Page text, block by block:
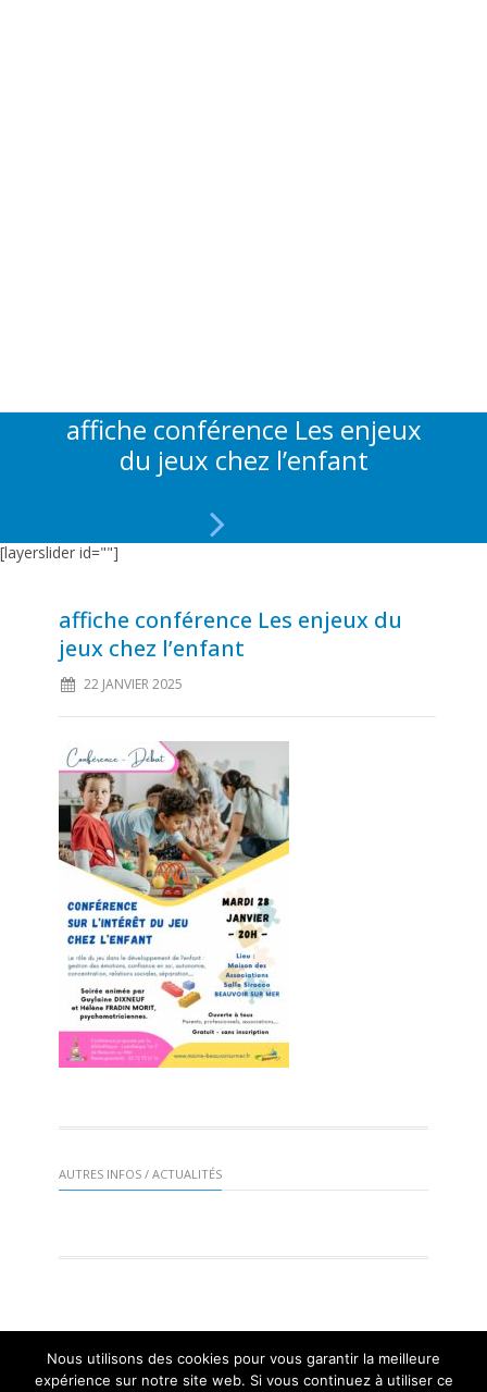
affiche conférence Les enjeux
du jeux chez l’enfant
[layerslider id=""]
affiche conférence Les enjeux du
jeux chez l’enfant
22 JANVIER 2025
AUTRES INFOS / ACTUALITÉS
Mairie de St Gervais 2016 | Mentions légales | Réalisation :
Nous utilisons des cookies pour vous garantir la meilleure
expérience sur notre site web. Si vous continuez à utiliser ce